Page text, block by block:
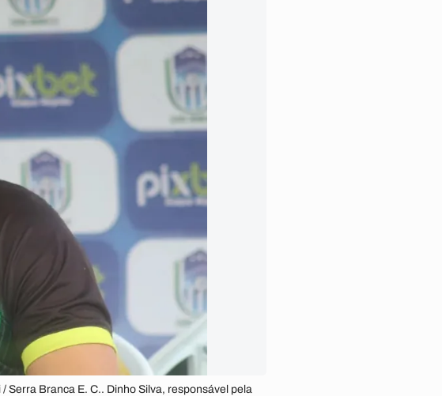
Serra Branca E. C.. Dinho Silva, responsável pela